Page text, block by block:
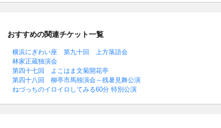
おすすめの関連チケット一覧
横浜にぎわい座 第九十回 上方落語会
林家正蔵独演会
第四十七回 よこはま文菊開花亭
第四十八回 柳亭市馬独演会～残暑見舞公演
ねづっちのイロイロしてみる60分 特別公演